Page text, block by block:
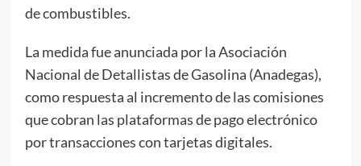
de combustibles.
La medida fue anunciada por la Asociación
Nacional de Detallistas de Gasolina (Anadegas),
como respuesta al incremento de las comisiones
que cobran las plataformas de pago electrónico
por transacciones con tarjetas digitales.